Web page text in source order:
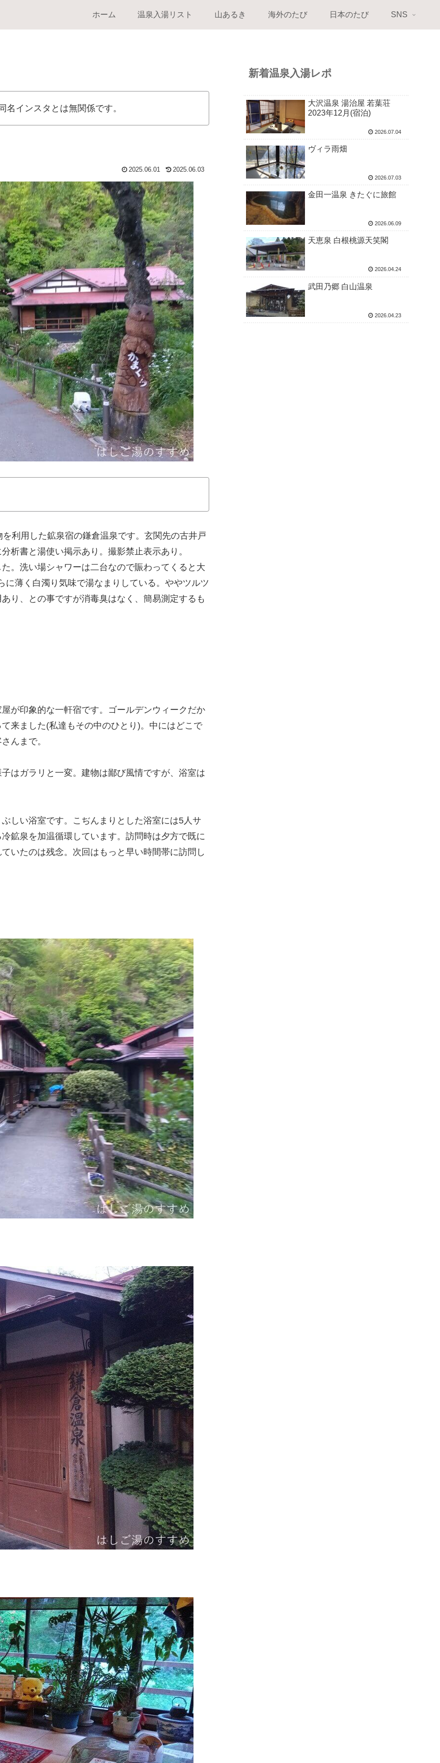
ホーム 温泉入湯リスト 山あるき 海外のたび 日本のたび SNS
インスタとは無関係です。
2025.06.01 2025.06.03
利用した鉱泉宿の鎌倉温泉です。玄関先の古井戸
析書と湯使い掲示あり。撮影禁止表示あり。
。洗い場シャワーは二台なので賑わってくると大
薄く白濁り気味で湯なまりしている。ややツルツ
り、との事ですが消毒臭はなく、簡易測定するも
が印象的な一軒宿です。ゴールデンウィークだか
来ました(私達もその中のひとり)。中にはどこで
んまで。
はガラリと一変。建物は鄙び風情ですが、浴室は
しい浴室です。こぢんまりとした浴室には5人サ
鉱泉を加温循環しています。訪問時は夕方で既に
いたのは残念。次回はもっと早い時間帯に訪問し
新着温泉入湯レポ
大沢温泉 湯治屋 若葉荘
2023年12月(宿泊)
2026.07.04
ヴィラ雨畑
2026.07.03
金田一温泉 きたぐに旅館
2026.06.09
天恵泉 白根桃源天笑閣
2026.04.24
武田乃郷 白山温泉
2026.04.23